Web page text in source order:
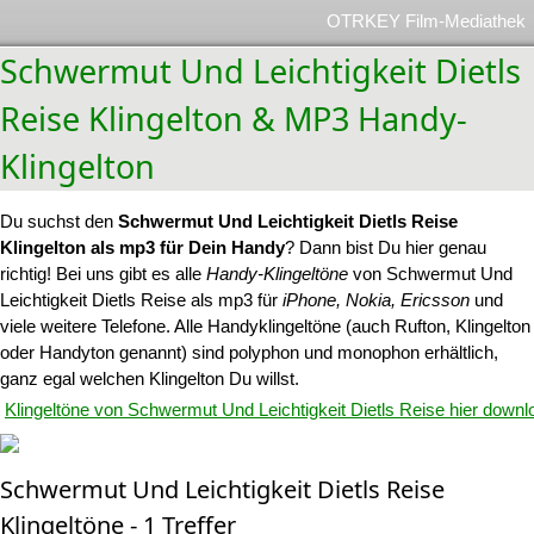
OTRKEY Film-Mediathek
Schwermut Und Leichtigkeit Dietls
Reise Klingelton & MP3 Handy-
Klingelton
Du suchst den Schwermut Und Leichtigkeit Dietls Reise
Klingelton als mp3 für Dein Handy? Dann bist Du hier genau
richtig! Bei uns gibt es alle Handy-Klingeltöne von Schwermut Und
Leichtigkeit Dietls Reise als mp3 für iPhone, Nokia, Ericsson und
viele weitere Telefone. Alle Handyklingeltöne (auch Rufton, Klingelton
oder Handyton genannt) sind polyphon und monophon erhältlich,
ganz egal welchen Klingelton Du willst.
Klingeltöne von Schwermut Und Leichtigkeit Dietls Reise hier
Schwermut Und Leichtigkeit Dietls Reise
Klingeltöne - 1 Treffer